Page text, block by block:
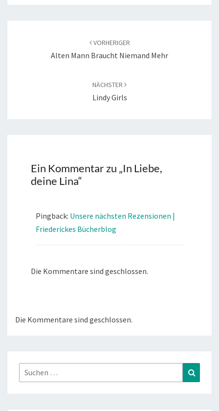
VORHERIGER
Alten Mann Braucht Niemand Mehr
NÄCHSTER
Lindy Girls
Ein Kommentar zu „In Liebe,
deine Lina“
Pingback: Unsere nächsten Rezensionen |
Friederickes Bücherblog
Die Kommentare sind geschlossen.
Die Kommentare sind geschlossen.
Suchen
nach: